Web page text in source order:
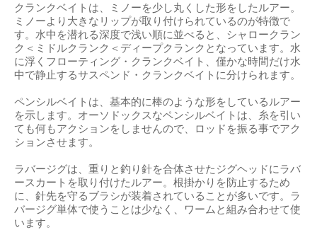
クランクベイトは、ミノーを少し丸くした形をしたルアー。
ミノーより大きなリップが取り付けられているのが特徴で
す。水中を潜れる深度で浅い順に並べると、シャロークラン
ク＜ミドルクランク＜ディープクランクとなっています。水
に浮くフローティング・クランクベイト、僅かな時間だけ水
中で静止するサスペンド・クランクベイトに分けられます。
ペンシルベイトは、基本的に棒のような形をしているルアー
を示します。オーソドックスなペンシルベイトは、糸を引い
ても何もアクションをしませんので、ロッドを振る事でアク
ションさせます。
ラバージグは、重りと釣り針を合体させたジグヘッドにラバ
ースカートを取り付けたルアー。根掛かりを防止するため
に、針先を守るブラシが装着されていることが多いです。ラ
バージグ単体で使うことは少なく、ワームと組み合わせて使
います。